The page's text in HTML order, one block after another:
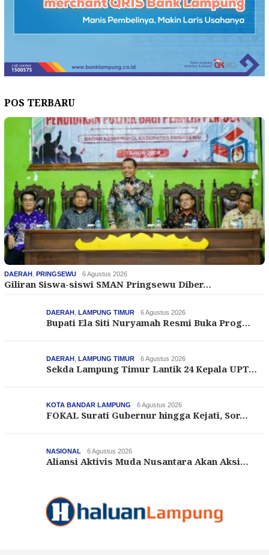
POS TERBARU
DAERAH PRINGSEWU 6 Agustus 2026
Giliran Siswa-siswi SMAN Pringsewu Diber…
DAERAH LAMPUNG TIMUR 6 Agustus 2026
Bupati Ela Siti Nuryamah Resmi Buka Prog…
DAERAH LAMPUNG TIMUR 6 Agustus 2026
Sekda Lampung Timur Lantik 24 Kepala UPT…
KOTA BANDAR LAMPUNG 6 Agustus 2026
FOKAL Surati Gubernur hingga Kejati, Sor…
NASIONAL 6 Agustus 2026
Aliansi Aktivis Muda Nusantara Akan Aksi…